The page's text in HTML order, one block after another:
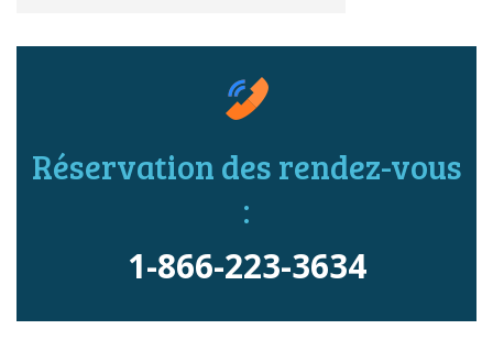
Réservation des rendez-vous
:
1-866-223-3634